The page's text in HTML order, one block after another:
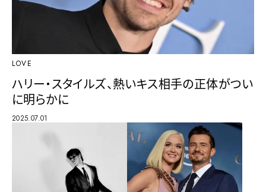
LOVE
ハリー・スタイルズ、熱いキス相手の正体がつい
に明らかに
2025.07.01